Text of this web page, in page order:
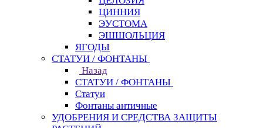
ЦИННИЯ
ЭУСТОМА
ЭШШОЛЬЦИЯ
ЯГОДЫ
СТАТУИ / ФОНТАНЫ
Назад
СТАТУИ / ФОНТАНЫ
Статуи
Фонтаны античные
УДОБРЕНИЯ И СРЕДСТВА ЗАЩИТЫ